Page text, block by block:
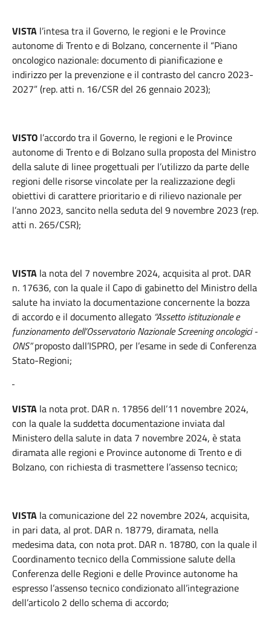
VISTA l’intesa tra il Governo, le regioni e le Province
autonome di Trento e di Bolzano, concernente il “Piano
oncologico nazionale: documento di pianificazione e
indirizzo per la prevenzione e il contrasto del cancro 2023-
2027” (rep. atti n. 16/CSR del 26 gennaio 2023);
VISTO l’accordo tra il Governo, le regioni e le Province
autonome di Trento e di Bolzano sulla proposta del Ministro
della salute di linee progettuali per l’utilizzo da parte delle
regioni delle risorse vincolate per la realizzazione degli
obiettivi di carattere prioritario e di rilievo nazionale per
l’anno 2023, sancito nella seduta del 9 novembre 2023 (rep.
atti n. 265/CSR);
VISTA la nota del 7 novembre 2024, acquisita al prot. DAR
n. 17636, con la quale il Capo di gabinetto del Ministro della
salute ha inviato la documentazione concernente la bozza
di accordo e il documento allegato “Assetto istituzionale e
funzionamento dell’Osservatorio Nazionale Screening oncologici -
ONS”proposto dall’ISPRO, per l’esame in sede di Conferenza
Stato-Regioni;
VISTA la nota prot. DAR n. 17856 dell’11 novembre 2024,
con la quale la suddetta documentazione inviata dal
Ministero della salute in data 7 novembre 2024, è stata
diramata alle regioni e Province autonome di Trento e di
Bolzano, con richiesta di trasmettere l’assenso tecnico;
VISTA la comunicazione del 22 novembre 2024, acquisita,
in pari data, al prot. DAR n. 18779, diramata, nella
medesima data, con nota prot. DAR n. 18780, con la quale il
Coordinamento tecnico della Commissione salute della
Conferenza delle Regioni e delle Province autonome ha
espresso l’assenso tecnico condizionato all’integrazione
dell’articolo 2 dello schema di accordo;